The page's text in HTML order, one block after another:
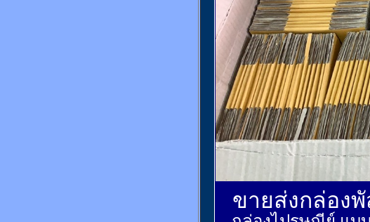
ขายส่งกล่อง